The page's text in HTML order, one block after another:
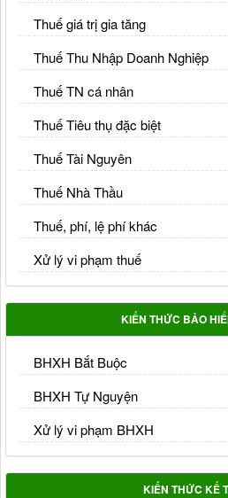
Thuế giá trị gia tăng
Thuế Thu Nhập Doanh Nghiệp
Thuế TN cá nhân
Thuế Tiêu thụ đặc biệt
Thuế Tài Nguyên
Thuế Nhà Thầu
Thuế, phí, lệ phí khác
Xử lý vi phạm thuế
KIẾN THỨC BẢO
BHXH Bắt Buộc
BHXH Tự Nguyện
Xử lý vi phạm BHXH
KIẾN THỨC KẾ